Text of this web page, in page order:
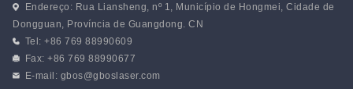
Endereço: Rua Liansheng, nº 1, Município de Hongmei, Cidade de
Dongguan, Província de Guangdong. CN
Tel: +86 769 88990609
Fax: +86 769 88990677
E-mail: gbos@gboslaser.com